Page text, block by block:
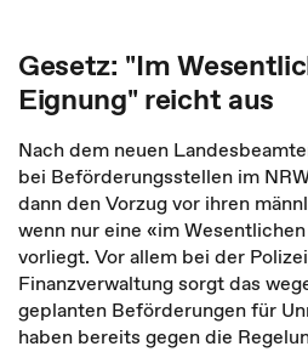
Gesetz: "Im
Eignung" reicht aus
Nach dem neuen
bei Beförderungsstellen im
dann den Vorzug vor ihren
wenn nur eine «im
vorliegt. Vor allem bei der
Finanzverwaltung sorgt das
geplanten Beförderungen für
haben bereits gegen die